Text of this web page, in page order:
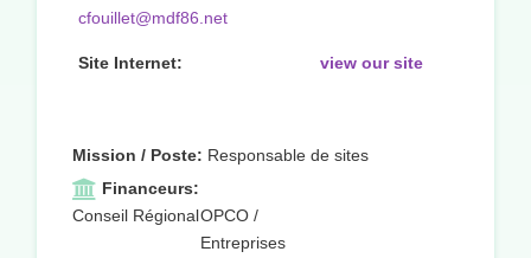
cfouillet@mdf86.net
Site Internet: view our site
Mission / Poste: Responsable de sites
Financeurs:
Conseil RégionalOPCO /
Entreprises